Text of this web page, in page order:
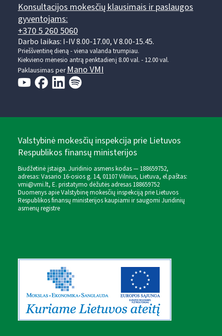
Konsultacijos mokesčių klausimais ir paslaugos
gyventojams:
+370 5 260 5060
Darbo laikas: I-IV 8.00-17.00, V 8.00-15.45.
Prieššventinę dieną - viena valanda trumpiau.
Kiekvieno mėnesio antrą penktadienį 8.00 val. - 12.00 val.
Paklausimas per Mano VMI
Valstybinė mokesčių inspekcija prie Lietuvos
Respublikos finansų ministerijos
Biudžetinė įstaiga. Juridinio asmens kodas — 188659752,
adresas: Vasario 16-osios g. 14, 01107 Vilnius, Lietuva, el.paštas:
vmi@vmi.lt, E. pristatymo dėžutės adresas 188659752
Duomenys apie Valstybinę mokesčių inspekciją prie Lietuvos
Respublikos finansų ministerijos kaupiami ir saugomi Juridinių
asmenų registre